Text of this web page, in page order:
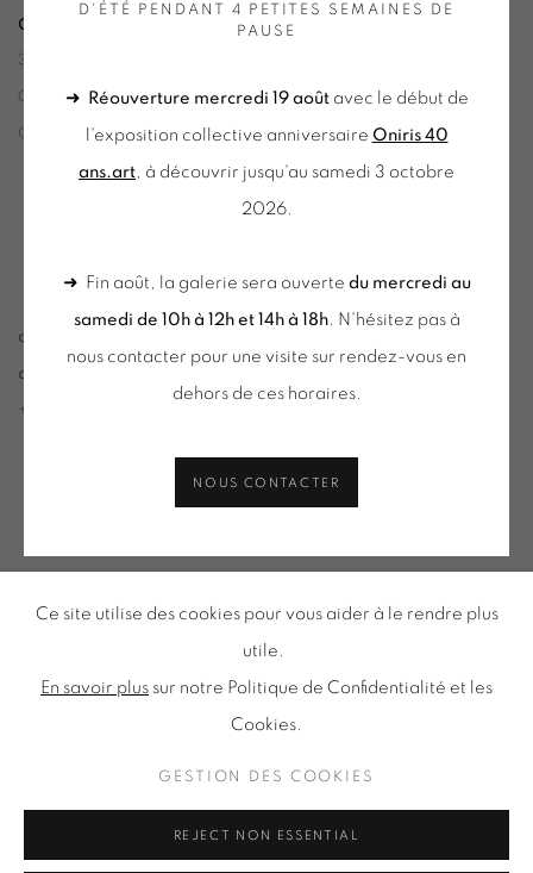
ONIRIS.ART
38 RUE D’ANTRAIN . 35000 RENNES . FRANCE
CONTACT : 02 99 36 46 06 .
GALERIE[AT]ONIRIS.ART
Tuesday to Saturday from 2pm to 7pm
du mercredi au samedi
de 10h-12h et 14h-18h
+ le mardi sur rendez-vous
du Mardi au Samedi de 14h00 à 19h00
NEWSLETTER
TOUS DROITS RÉSERVÉS © ONIRIS NEO SARL 2026
Ce site utilise des cookies pour vous aider à le rendre plus
utile.
En savoir plus sur notre Politique de Confidentialité et les
Cookies.
GESTION DES COOKIES
REJECT NON ESSENTIAL
D'ÉTÉ PENDANT 4 PETITES SEMAINES DE
PAUSE
➜ Réouverture mercredi 19 aoûtavec le début de
l'exposition collective anniversaire Oniris 40
ans.art , à découvrir jusqu'au samedi 3 octobre
2026.
➜ Fin août, la galerie sera ouverte du mercredi au
samedi de 10h à 12h et 14h à 18h. N'hésitez pas à
nous contacter pour une visite sur rendez-vous en
dehors de ces horaires.
NOUS CONTACTER